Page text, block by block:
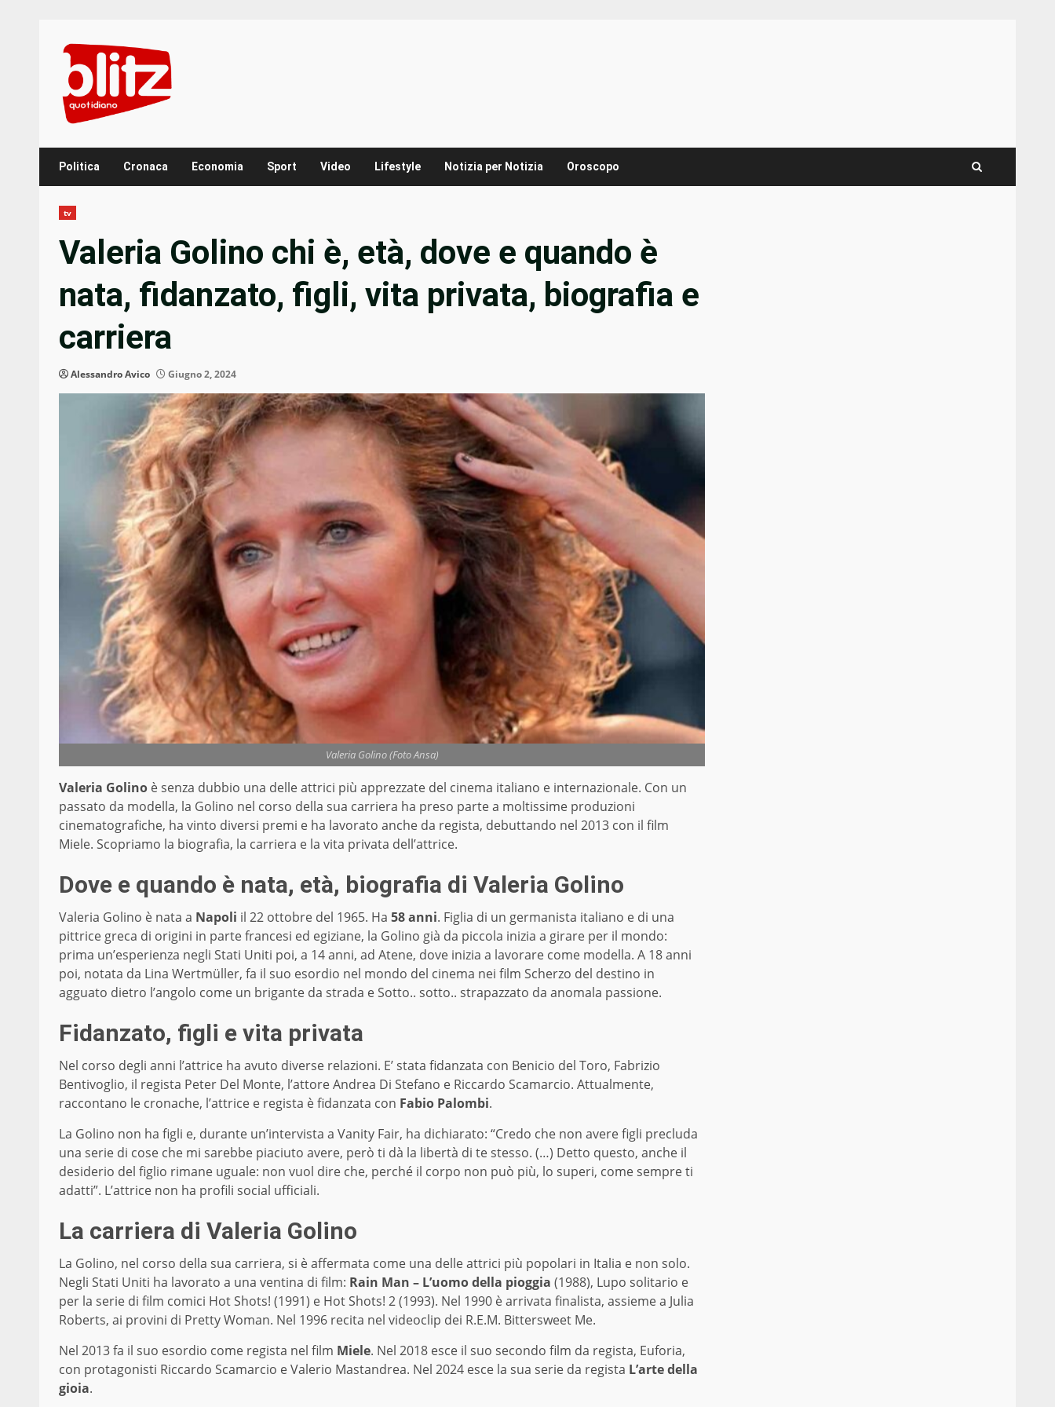
content
Politica Cronaca Economia Sport Video Lifestyle Notizia per Notizia Oroscopo
tv
Valeria Golino chi è, età, dove e quando è
nata, fidanzato, figli, vita privata, biografia e
carriera
Alessandro Avico Giugno 2, 2024
Valeria Golino (Foto Ansa)
Valeria Golino è senza dubbio una delle attrici più apprezzate del cinema italiano e internazionale. Con un
passato da modella, la Golino nel corso della sua carriera ha preso parte a moltissime produzioni
cinematografiche, ha vinto diversi premi e ha lavorato anche da regista, debuttando nel 2013 con il film
Miele. Scopriamo la biografia, la carriera e la vita privata dell’attrice.
Dove e quando è nata, età, biografia di Valeria Golino
Valeria Golino è nata a Napoli il 22 ottobre del 1965. Ha 58 anni. Figlia di un germanista italiano e di una
pittrice greca di origini in parte francesi ed egiziane, la Golino già da piccola inizia a girare per il mondo:
prima un’esperienza negli Stati Uniti poi, a 14 anni, ad Atene, dove inizia a lavorare come modella. A 18 anni
poi, notata da Lina Wertmüller, fa il suo esordio nel mondo del cinema nei film Scherzo del destino in
agguato dietro l’angolo come un brigante da strada e Sotto.. sotto.. strapazzato da anomala passione.
Fidanzato, figli e vita privata
Nel corso degli anni l’attrice ha avuto diverse relazioni. E’ stata fidanzata con Benicio del Toro, Fabrizio
Bentivoglio, il regista Peter Del Monte, l’attore Andrea Di Stefano e Riccardo Scamarcio. Attualmente,
raccontano le cronache, l’attrice e regista è fidanzata con Fabio Palombi.
La Golino non ha figli e, durante un’intervista a Vanity Fair, ha dichiarato: “Credo che non avere figli precluda
una serie di cose che mi sarebbe piaciuto avere, però ti dà la libertà di te stesso. (…) Detto questo, anche il
desiderio del figlio rimane uguale: non vuol dire che, perché il corpo non può più, lo superi, come sempre ti
adatti”. L’attrice non ha profili social ufficiali.
La carriera di Valeria Golino
La Golino, nel corso della sua carriera, si è affermata come una delle attrici più popolari in Italia e non solo.
Negli Stati Uniti ha lavorato a una ventina di film: Rain Man – L’uomo della pioggia (1988), Lupo solitario e
per la serie di film comici Hot Shots! (1991) e Hot Shots! 2 (1993). Nel 1990 è arrivata finalista, assieme a Julia
Roberts, ai provini di Pretty Woman. Nel 1996 recita nel videoclip dei R.E.M. Bittersweet Me.
Nel 2013 fa il suo esordio come regista nel film Miele. Nel 2018 esce il suo secondo film da regista, Euforia,
con protagonisti Riccardo Scamarcio e Valerio Mastandrea. Nel 2024 esce la sua serie da regista L’arte della
gioia.